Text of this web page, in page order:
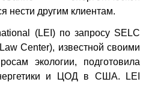
нести другим клиентам.
(LEI) по запросу SELC
Center), известной своими
экологии, подготовила
и ЦОД в США. LEI